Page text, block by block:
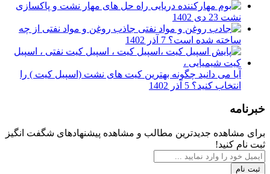
راه حل های مهار نشت و پاکسازی
نشت 23 دی 1402
جاذب روغن و مواد نفتی از چه
ساخته شده است؟ 7 آذر 1402
آیا می دانید چگونه بهترین کیت های نشت (اسپیل کیت ) را
انتخاب کنید؟ 5 آذر 1402
خبرنامه
برای مشاهده جدیدترین مطالب و مشاهده پیشنهادهای شگفت انگیز
ثبت نام کنید!
ثبت نام